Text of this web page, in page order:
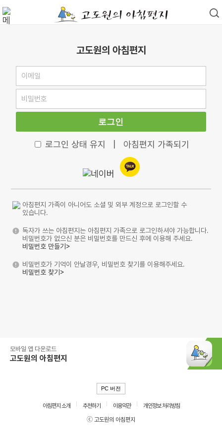
고도원의 아침편지
로그인
로그인 상태 유지 아침편지 가족되기
아침편지 가족이 아니어도 소셜 및 외부 계정으로 로그인할 수
있습니다.
독자가 쓰는 아침편지는 아침편지 가족으로 로그인하셔야 가능합니다.
비밀번호가 없으신 분은 비밀번호를 만드신 후에 이용해 주세요.
비밀번호 만들기>
비밀번호가 기억이 안날경우, 비밀번호 찾기를 이용해주세요.
비밀번호 찾기>
모바일 앱 다운로드
고도원의 아침편지
PC 버전
아침편지 소개 추천하기 이용약관
개인정보 처리방침
ⓒ 고도원의 아침편지